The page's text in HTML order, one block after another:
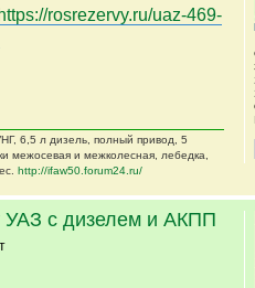
https://rosrezervy.ru/uaz-469-
6,5 л дизель, полный привод, 5
межосевая и межколесная, лебедка,
http://ifaw50.forum24.ru/
УАЗ с дизелем и АКПП